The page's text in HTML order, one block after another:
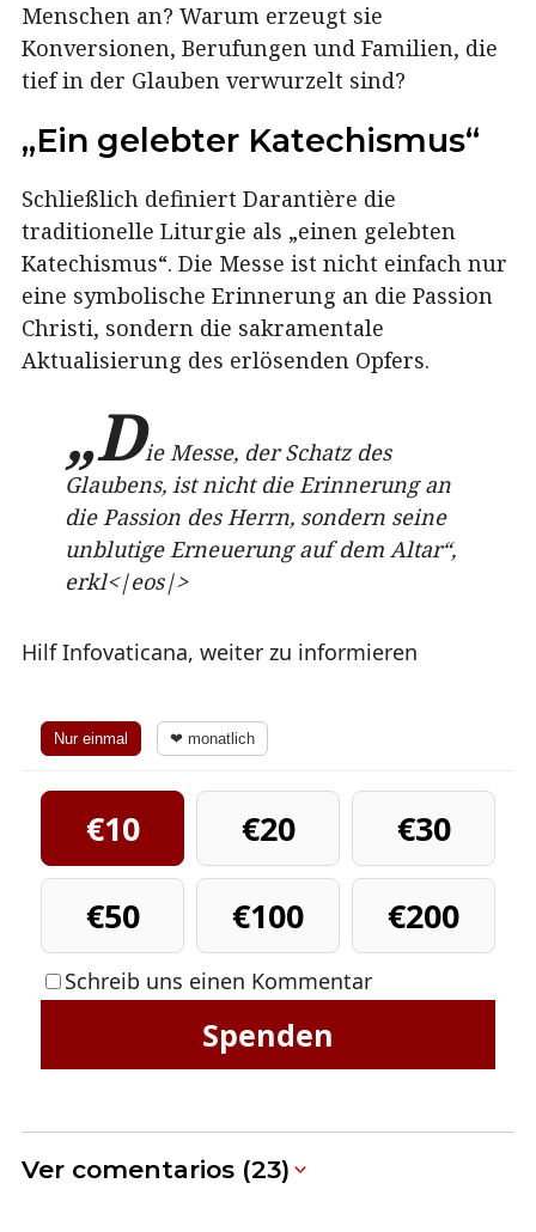
Menschen an? Warum erzeugt sie
Konversionen, Berufungen und Familien, die
tief in der Glauben verwurzelt sind?
„Ein gelebter Katechismus“
Schließlich definiert Darantière die
traditionelle Liturgie als „einen gelebten
Katechismus“. Die Messe ist nicht einfach nur
eine symbolische Erinnerung an die Passion
Christi, sondern die sakramentale
Aktualisierung des erlösenden Opfers.
„Die Messe, der Schatz des
Glaubens, ist nicht die Erinnerung an
die Passion des Herrn, sondern seine
unblutige Erneuerung auf dem Altar“,
erkl<|eos|>
Hilf Infovaticana, weiter zu informieren
Nur einmal ❤ monatlich
€10 €20
€30
€50
€100 €200
Schreib uns einen Kommentar
Spenden
Ver comentarios (23)